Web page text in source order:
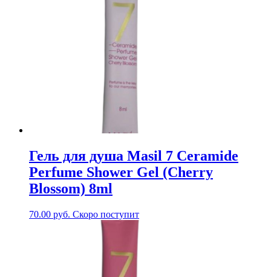
Гель для душа Masil 7 Ceramide
Perfume Shower Gel (Cherry
Blossom) 8ml
70.00 руб. Скоро поступит